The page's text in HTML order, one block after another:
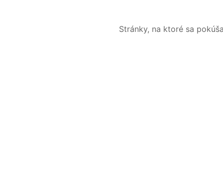
Stránky, na ktoré sa